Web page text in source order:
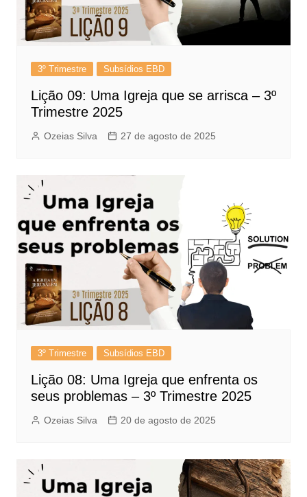
3º Trimestre Subsídios EBD
Lição 09: Uma Igreja que se arrisca – 3º
Trimestre 2025
Ozeias Silva 27 de agosto de 2025
3º Trimestre Subsídios EBD
Lição 08: Uma Igreja que enfrenta os
seus problemas – 3º Trimestre 2025
Ozeias Silva 20 de agosto de 2025